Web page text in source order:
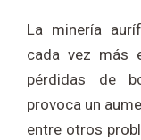
La minería
cada vez más
pérdidas de
provoca un
entre otros